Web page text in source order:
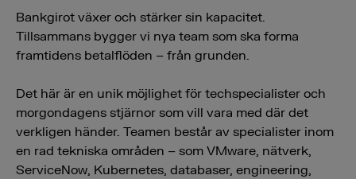
Bankgirot växer och stärker sin kapacitet.
Tillsammans bygger vi nya team som ska forma
framtidens betalflöden – från grunden.
Det här är en unik möjlighet för techspecialister och
morgondagens stjärnor som vill vara med där det
verkligen händer. Teamen består av specialister inom
en rad tekniska områden – som VMware, nätverk,
ServiceNow, Kubernetes, databaser, engineering,